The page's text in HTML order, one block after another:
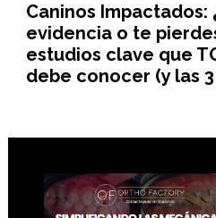
Caninos Impactados:
evidencia o te
estudios clave que
debe conocer (y las
Footer